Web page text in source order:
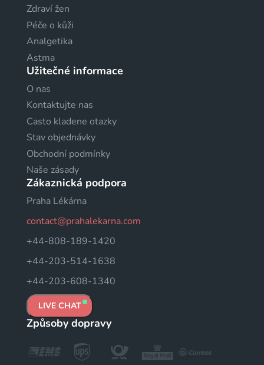
Zdraví žen
Péče o kůži
Analgetika
Astma
Užitečné informace
O nas
Kontaktujte nas
Casto kladene otazky
Stav objednávky
Obchodní podmínky
Naše zásady
Zákaznická podpora
Praha Lékárna
contact@prahalekarna.com
+44-808-189-1420
+44-203-514-1638
+44-203-608-1340
LIVE CHAT
Způsoby dopravy